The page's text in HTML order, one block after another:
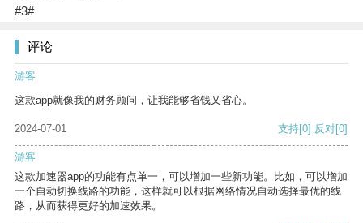
#3#
评论
游客
这款app就像我的财务顾问，让我能够省钱又省心。
2024-07-01 支持[0] 反对[0]
游客
这款加速器app的功能有点单一，可以增加一些新功能。比如，可以增加
一个自动切换线路的功能，这样就可以根据网络情况自动选择最优的线
路，从而获得更好的加速效果。